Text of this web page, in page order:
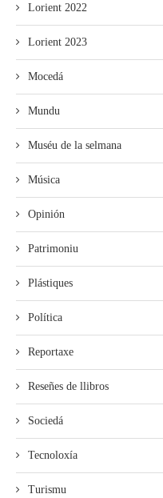
Lorient 2022
Lorient 2023
Mocedá
Mundu
Muséu de la selmana
Música
Opinión
Patrimoniu
Plástiques
Política
Reportaxe
Reseñes de llibros
Sociedá
Tecnoloxía
Turismu